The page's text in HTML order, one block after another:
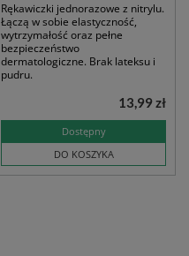
Rękawiczki jednorazowe z nitrylu.
Łączą w sobie elastyczność,
wytrzymałość oraz pełne
bezpieczeństwo
dermatologiczne. Brak lateksu i
pudru.
Dostępny
DO KOSZYKA
13,99 zł